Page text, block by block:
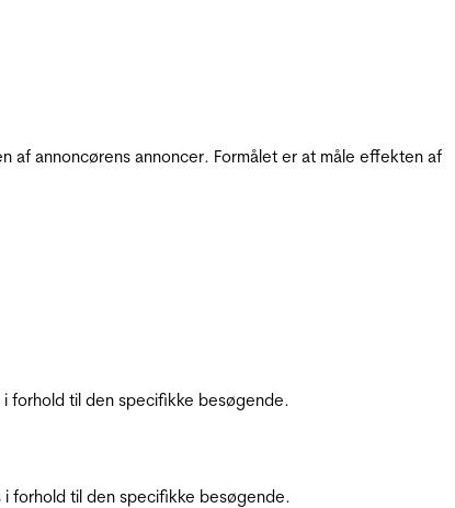
af annoncørens annoncer. Formålet er at måle effekten af
forhold til den specifikke besøgende.
forhold til den specifikke besøgende.